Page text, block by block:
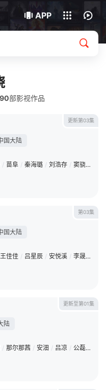
APP
下载客户端
录
90部影视作品
更新第03集
国大陆
/ 苗阜 / 秦海璐 / 刘浩存 / 窦骁 /
第03集
国大陆
王佳佳 / 吕星辰 / 安悦溪 / 李晟 /
更新至第01集
陆
/ 那尔那茜 / 安沺 / 吕凉 / 公磊 /